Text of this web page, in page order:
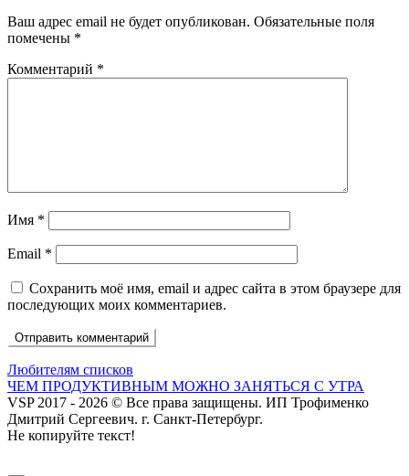
Ваш адрес email не будет опубликован. Обязательные поля
помечены *
Комментарий *
Имя *
Email *
Сохранить моё имя, email и адрес сайта в этом браузере для
последующих моих комментариев.
Навигация
по
записям
Предыдущий
пост
Любителям списков
Следующий
пост
ЧЕМ ПРОДУКТИВНЫМ МОЖНО ЗАНЯТЬСЯ С УТРА
VSP 2017 - 2026 © Все права защищены. ИП Трофименко
Дмитрий Сергеевич. г. Санкт-Петербург.
Не копируйте текст!